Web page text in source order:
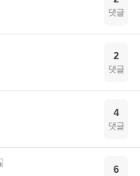
댓글
2
댓글
4
댓글
6